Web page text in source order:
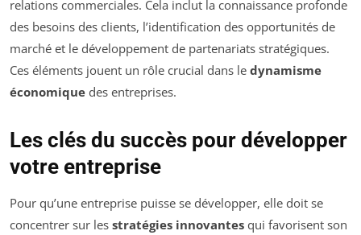
relations commerciales. Cela inclut la connaissance profonde
des besoins des clients, l’identification des opportunités de
marché et le développement de partenariats stratégiques.
Ces éléments jouent un rôle crucial dans le dynamisme
économique des entreprises.
Les clés du succès pour développer
votre entreprise
Pour qu’une entreprise puisse se développer, elle doit se
concentrer sur les stratégies innovantes qui favorisent son